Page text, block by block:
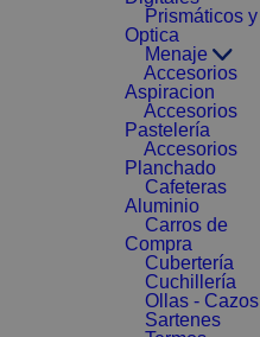
Prismáticos y
Optica
Menaje
Accesorios
Aspiracion
Accesorios
Pastelería
Accesorios
Planchado
Cafeteras
Aluminio
Carros de
Compra
Cubertería
Cuchillería
Ollas - Cazos
Sartenes